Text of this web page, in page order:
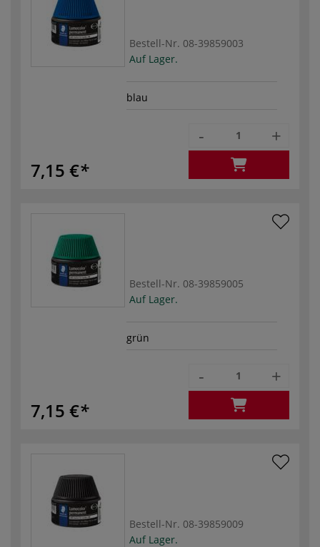
Bestell-Nr. 08-39859003
Auf Lager.
blau
7,15 €
- +
Bestell-Nr. 08-39859005
Auf Lager.
grün
7,15 €
- +
Bestell-Nr. 08-39859009
Auf Lager.